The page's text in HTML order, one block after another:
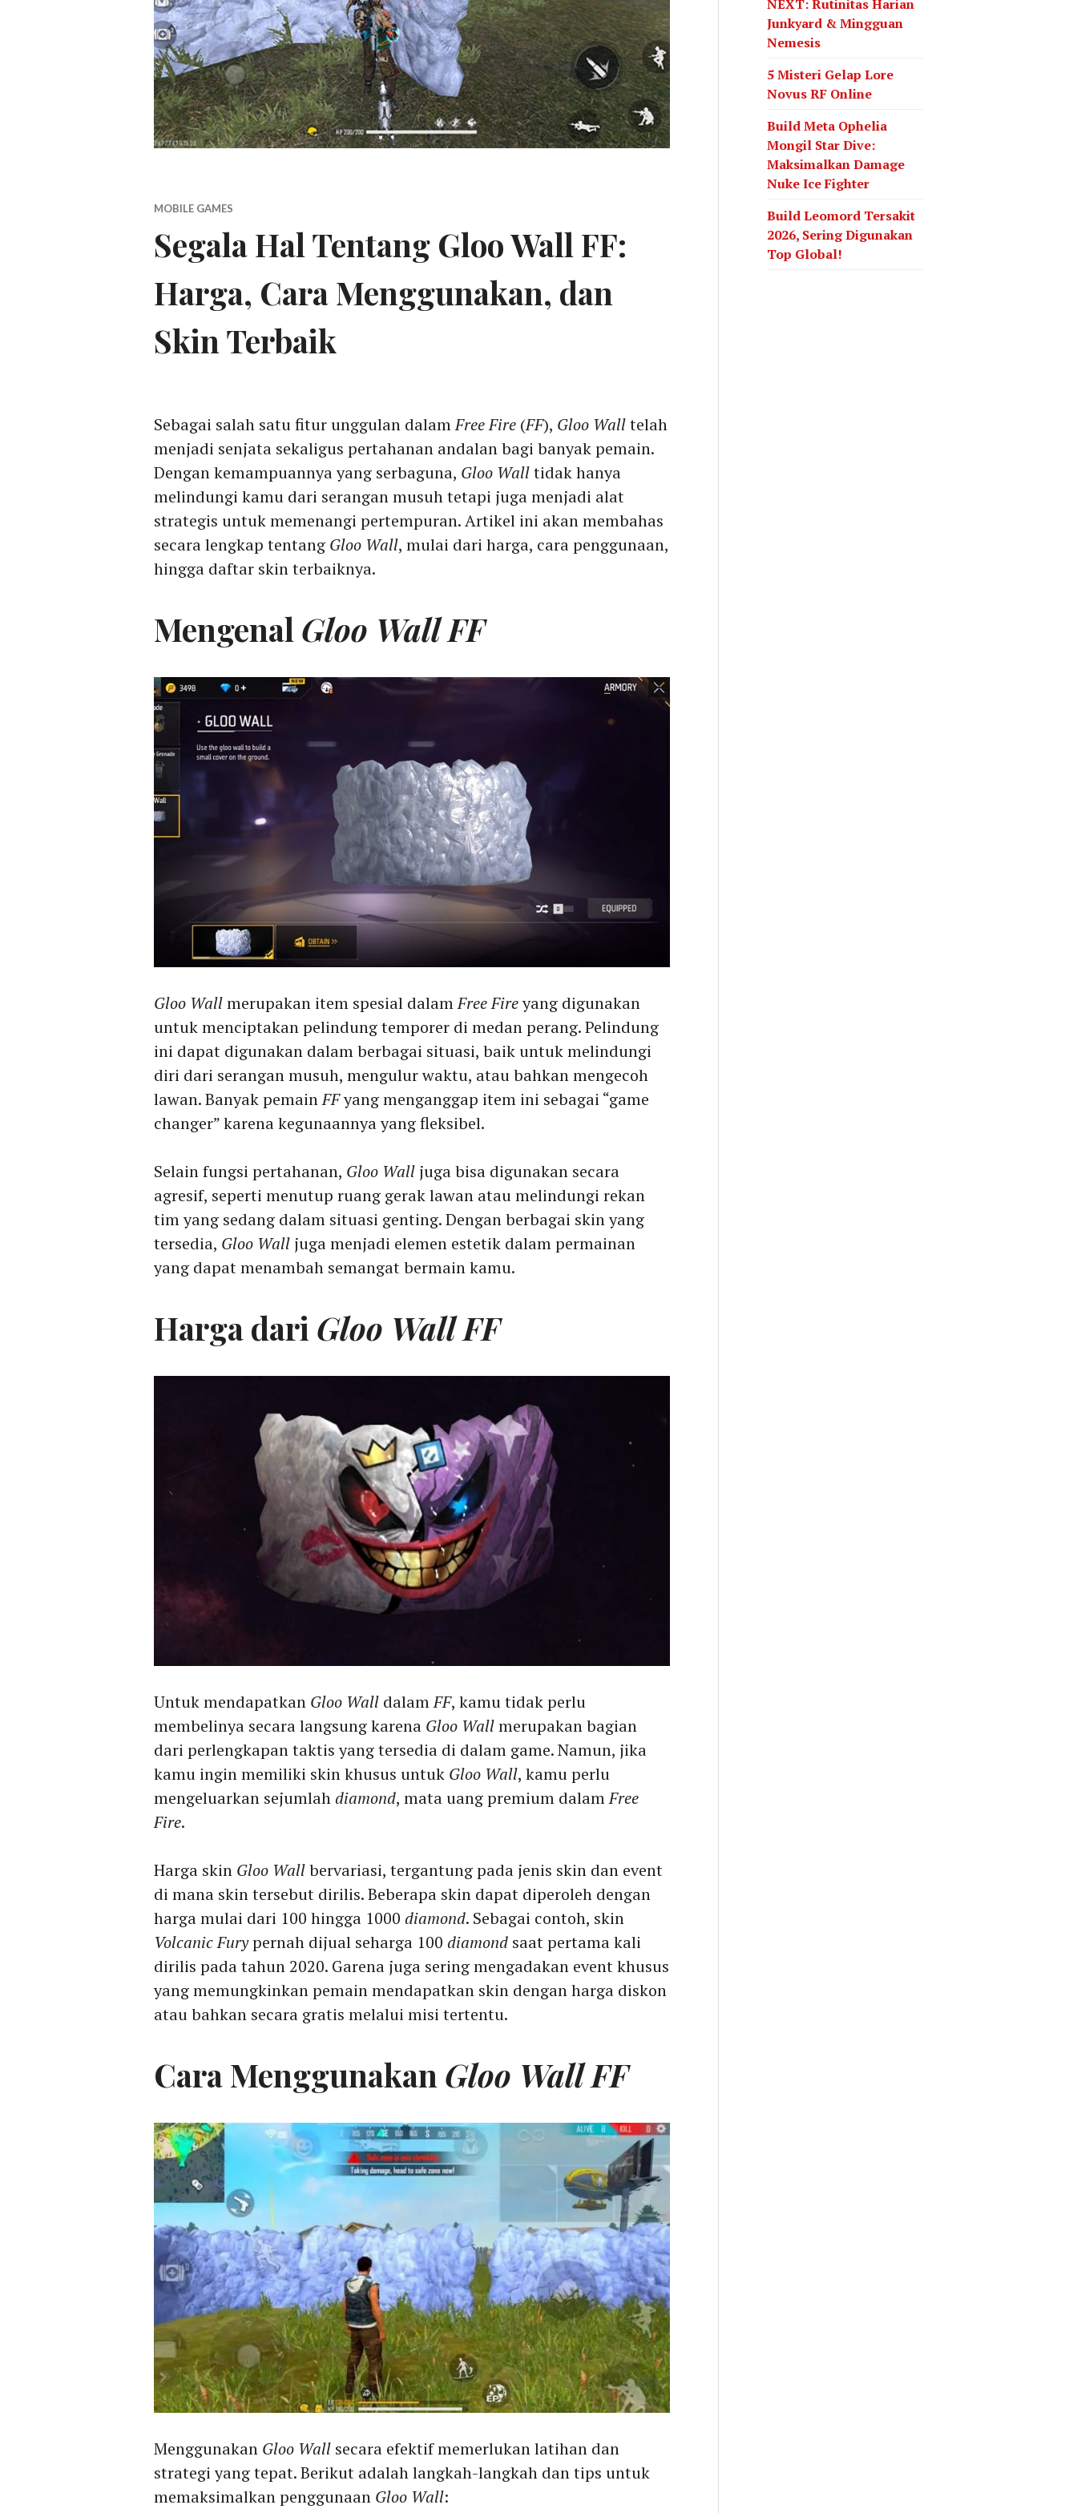
MOBILE GAMES
Segala Hal Tentang Gloo Wall FF:
Harga, Cara Menggunakan, dan
Skin Terbaik
Sebagai salah satu fitur unggulan dalamFree Fire (FF), Gloo Walltelah
menjadi senjata sekaligus pertahanan andalan bagi banyak pemain.
Dengan kemampuannya yang serbaguna, Gloo Walltidak hanya
melindungi kamu dari serangan musuh tetapi juga menjadi alat
strategis untuk memenangi pertempuran. Artikel ini akan membahas
secara lengkap tentang Gloo Wall, mulai dari harga, cara penggunaan,
hingga daftar skin terbaiknya.
Mengenal Gloo Wall FF
Gloo Wallmerupakan item spesial dalamFree Fireyang digunakan
untuk menciptakan pelindung temporer di medan perang. Pelindung
ini dapat digunakan dalam berbagai situasi, baik untuk melindungi
diri dari serangan musuh, mengulur waktu, atau bahkan mengecoh
lawan. Banyak pemainFFyang menganggap item ini sebagai “game
changer” karena kegunaannya yang fleksibel.
Selain fungsi pertahanan, Gloo Wall juga bisa digunakan secara
agresif, seperti menutup ruang gerak lawan atau melindungi rekan
tim yang sedang dalam situasi genting. Dengan berbagai skin yang
tersedia, Gloo Wall juga menjadi elemen estetik dalam permainan
yang dapat menambah semangat bermain kamu.
Harga dari Gloo Wall FF
Untuk mendapatkan Gloo Wall dalamFF, kamu tidak perlu
membelinya secara langsung karena Gloo Wallmerupakan bagian
dari perlengkapan taktis yang tersedia di dalam game. Namun, jika
kamu ingin memiliki skin khusus untuk Gloo Wall, kamu perlu
mengeluarkan sejumlah diamond, mata uang premium dalamFree
Fire.
Harga skin Gloo Wallbervariasi, tergantung pada jenis skin dan event
di mana skin tersebut dirilis. Beberapa skin dapat diperoleh dengan
harga mulai dari 100 hingga 1000 diamond. Sebagai contoh, skin
Volcanic Furypernah dijual seharga 100 diamond saat pertama kali
dirilis pada tahun 2020. Garena juga sering mengadakan event khusus
yang memungkinkan pemain mendapatkan skin dengan harga diskon
atau bahkan secara gratis melalui misi tertentu.
Cara Menggunakan Gloo Wall FF
Menggunakan Gloo Wall secara efektif memerlukan latihan dan
strategi yang tepat. Berikut adalah langkah-langkah dan tips untuk
memaksimalkan penggunaan Gloo Wall:
NEXT: Rutinitas Harian
Junkyard & Mingguan
Nemesis
5 Misteri Gelap Lore
Novus RF Online
Build Meta Ophelia
Mongil Star Dive:
Maksimalkan Damage
Nuke Ice Fighter
Build Leomord Tersakit
2026, Sering Digunakan
Top Global!